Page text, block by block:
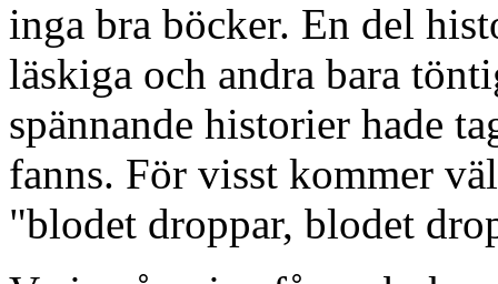
inga bra böcker. En del
läskiga och andra bara
spännande historier hade
fanns. För visst kommer
"blodet droppar, blodet